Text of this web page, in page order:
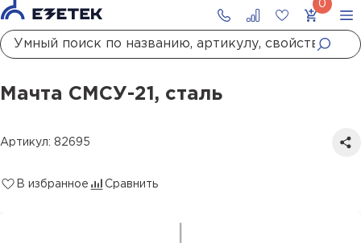
Стержневые молниеотводы и мачты молниеприемные
Мачта СМСУ-21, сталь
Мачта СМСУ-21, сталь
Артикул: 82695
В избранное Сравнить